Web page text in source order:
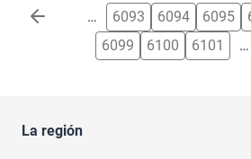
Paginación … 6093 6094 6095
6099
6100 6101 …
La región